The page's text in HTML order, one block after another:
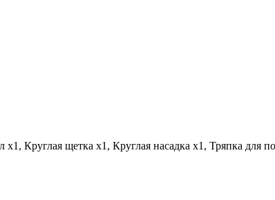
х1, Круглая щетка х1, Круглая насадка х1, Тряпка